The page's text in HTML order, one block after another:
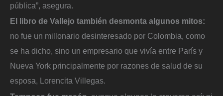
pública”, asegura.
El libro de Vallejo también desmonta algunos mitos:
no fue un millonario desinteresado por Colombia, como
se ha dicho, sino un empresario que vivía entre París y
Nueva York principalmente por razones de salud de su
esposa, Lorencita Villegas.